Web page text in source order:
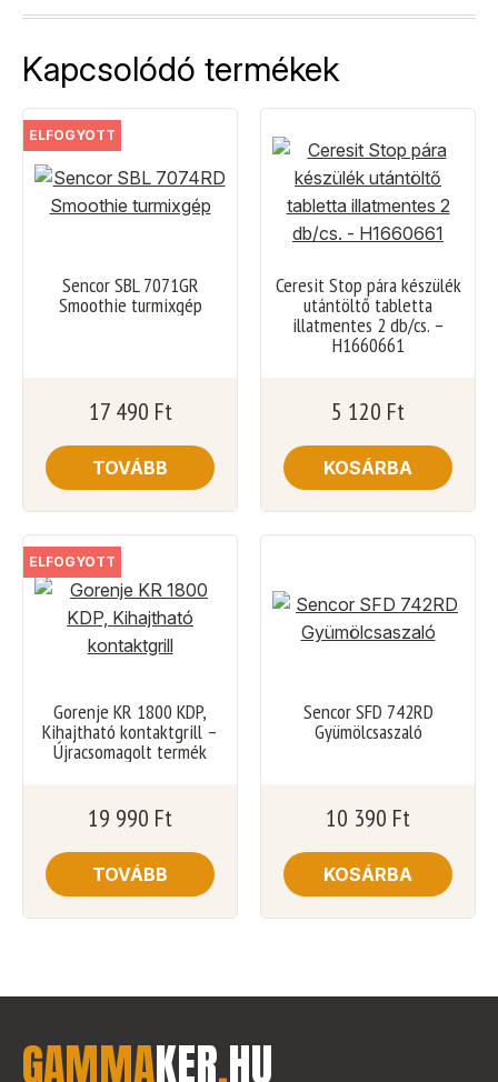
Kapcsolódó termékek
ELFOGYOTT
Sencor SBL 7071GR
Smoothie turmixgép
17 490 Ft
TOVÁBB
Ceresit Stop pára készülék
utántöltő tabletta
illatmentes 2 db/cs. –
H1660661
5 120 Ft
KOSÁRBA
ELFOGYOTT
Gorenje KR 1800 KDP,
Kihajtható kontaktgrill –
Újracsomagolt termék
19 990 Ft
TOVÁBB
Sencor SFD 742RD
Gyümölcsaszaló
10 390 Ft
KOSÁRBA
GAMMAKER.HU